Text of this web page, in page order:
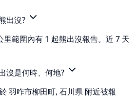
出沒?
里範圍內有 1 起熊出沒報告。近 7 天
沒是何時、何地?
羽咋市柳田町, 石川県 附近被報